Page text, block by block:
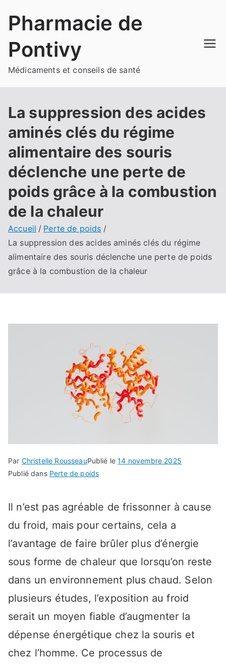
Pharmacie de
Pontivy
Médicaments et conseils de santé
La suppression des acides
aminés clés du régime
alimentaire des souris
déclenche une perte de
poids grâce à la combustion
de la chaleur
Accueil
Perte de poids
La suppression des acides aminés clés du régime
alimentaire des souris déclenche une perte de poids
grâce à la combustion de la chaleur
Par Christelle RousseauPublié le14 novembre 2025
Publié dans Perte de poids
Il n’est pas agréable de frissonner à cause
du froid, mais pour certains, cela a
l’avantage de faire brûler plus d’énergie
sous forme de chaleur que lorsqu’on reste
dans un environnement plus chaud. Selon
plusieurs études, l’exposition au froid
serait un moyen fiable d’augmenter la
dépense énergétique chez la souris et
chez l’homme. Ce processus de